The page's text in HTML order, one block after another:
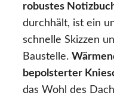
robustes
durchhält, ist ein
schnelle Skizzen
Baustelle.
bepolsterter
das Wohl des